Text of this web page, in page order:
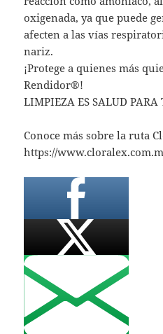
oxigenada, ya que puede
afecten a las vías
nariz.
¡Protege a quienes más
Rendidor®!
LIMPIEZA ES SALUD
Conoce más sobre la ruta
https://